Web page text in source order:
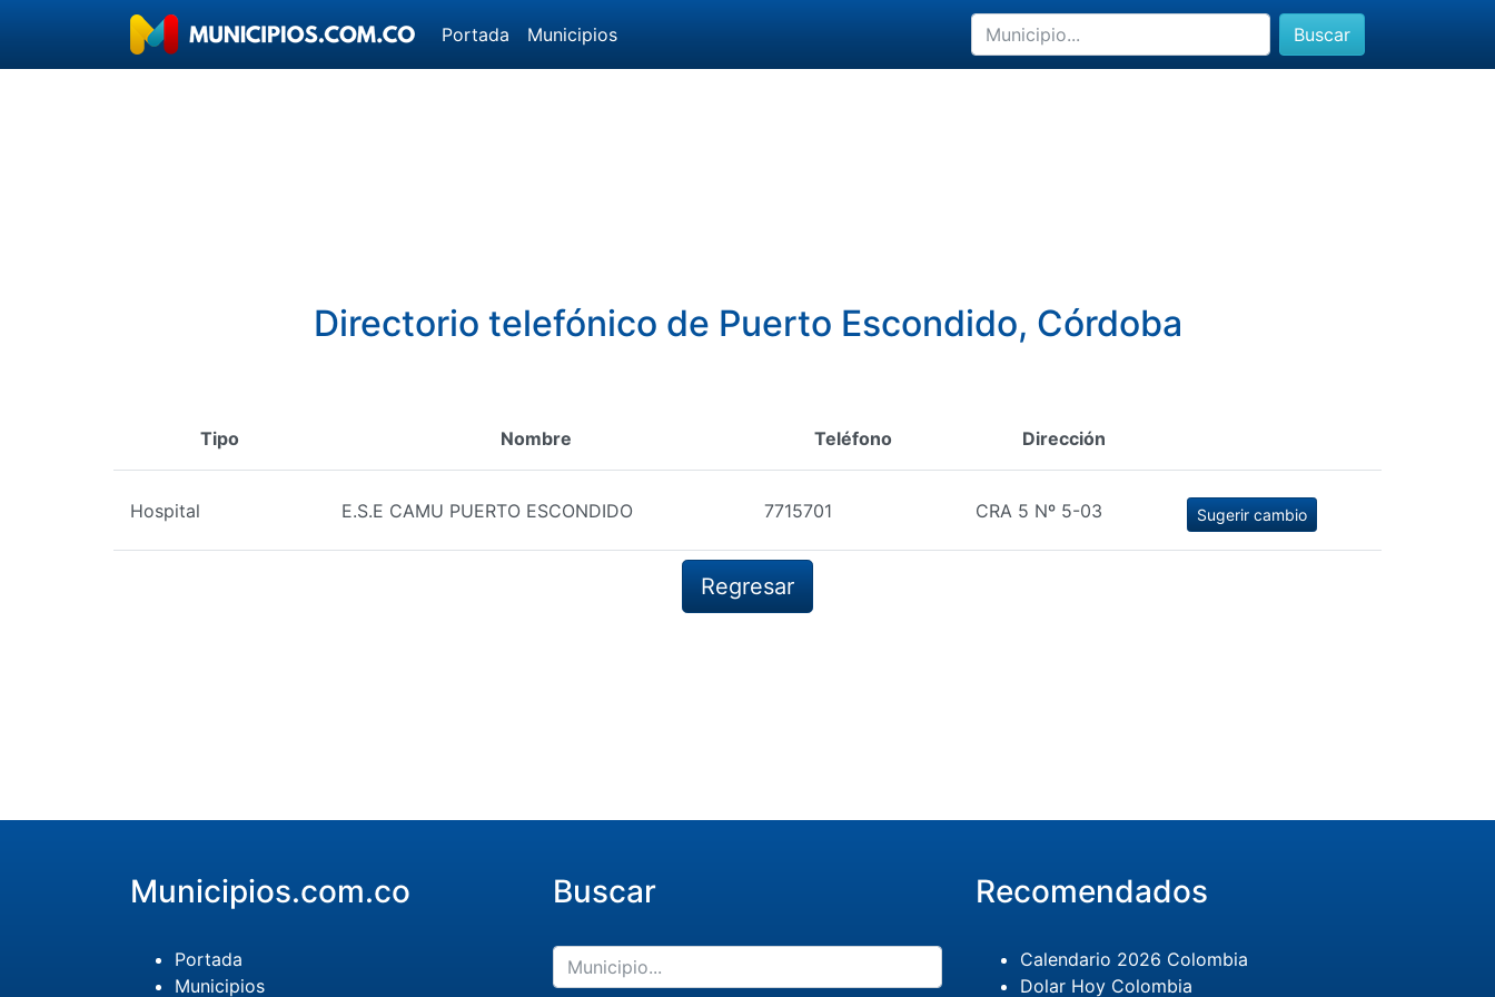
Portada Municipios Buscar
Directorio telefónico de Puerto Escondido, Córdoba
Tipo Nombre Teléfono Dirección
Hospital E.S.E CAMU PUERTO ESCONDIDO 7715701 CRA 5 Nº 5-03 Sugerir cambio
Regresar
Municipios.com.co
Portada
Municipios
Buscar Recomendados
Calendario 2026 Colombia
Dolar Hoy Colombia